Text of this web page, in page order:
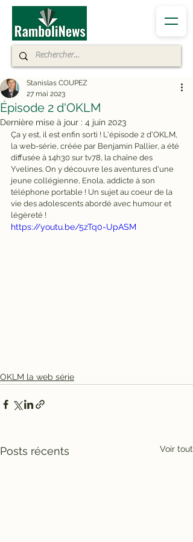
Épisode 2 d'OKLM
Stanislas COUPEZ
27 mai 2023
Dernière mise à jour : 4 juin 2023
Ça y est, il est enfin sorti ! L'épisode 2 d'OKLM,
la web-série, créée par Benjamin Pallier, a été
diffusée à 14h30 sur tv78, la chaîne des
Yvelines. On y découvre les aventures d'une
jeune collégienne, Enola, addicte à son
téléphone portable ! Un sujet au coeur de la
vie des adolescents abordé avec humour et
légèreté !
https://youtu.be/5zTq0-UpASM
OKLM la web série
Posts récents Voir tout